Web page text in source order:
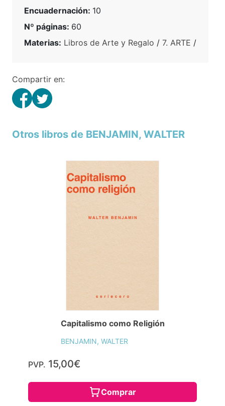
Encuadernación: 10
Nº páginas: 60
Materias: Libros de Arte y Regalo / 7. ARTE /
Compartir en:
Otros libros de BENJAMIN, WALTER
Capitalismo como Religión
BENJAMIN, WALTER
PVP. 15,00€
Comprar